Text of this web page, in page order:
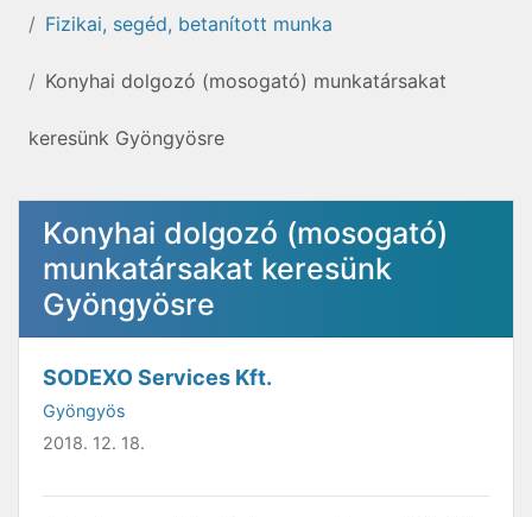
Fizikai, segéd, betanított munka
Konyhai dolgozó (mosogató) munkatársakat
keresünk Gyöngyösre
Konyhai dolgozó (mosogató)
munkatársakat keresünk
Gyöngyösre
SODEXO Services Kft.
Gyöngyös
2018. 12. 18.